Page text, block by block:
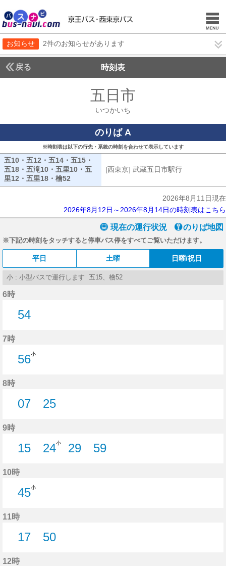
お知らせ 2件のお知らせがあります
戻る 時刻表
五日市
いつかいち
のりば A
※時刻表は以下の行先・系統の時刻を合わせて表示しています
五10・五12・五14・五15・
五18・五滝10・五里10・五
里12・五里18・檜52
[西東京] 武蔵五日市駅行
2026年8月11日現在
2026年8月12日～2026年8月14日の時刻表はこちら
現在の運行状況 のりば地図
※下記の時刻をタッチすると停車バス停をすべてご覧いただけます。
平日 土曜 日曜/祝日
小 : 小型バスで運行します 五15、檜52
6時
54
7時
56小
8時
07
25
9時
15
24小
29
59
10時
45小
11時
17
50
12時